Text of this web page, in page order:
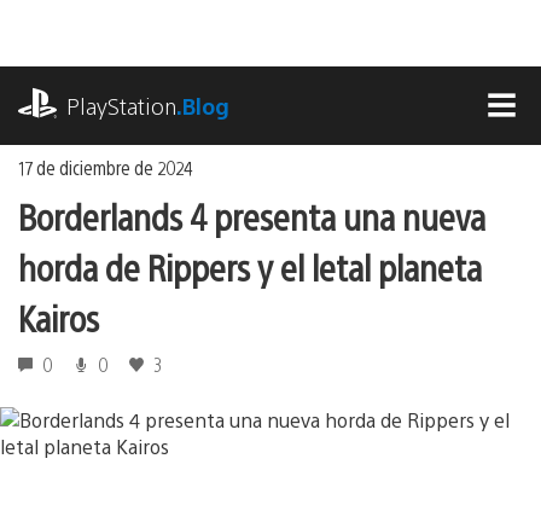
contenido
PlayStation.Blog
17 de diciembre de 2024
Borderlands 4 presenta una nueva
horda de Rippers y el letal planeta
Kairos
0 0 3